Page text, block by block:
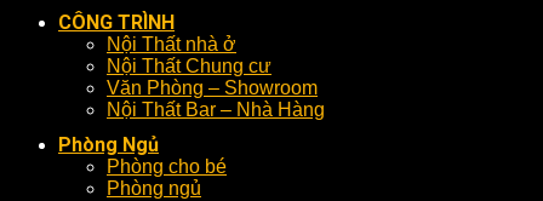
CÔNG TRÌNH
Nội Thất nhà ở
Nội Thất Chung cư
Văn Phòng – Showroom
Nội Thất Bar – Nhà Hàng
Phòng Ngủ
Phòng cho bé
Phòng ngủ